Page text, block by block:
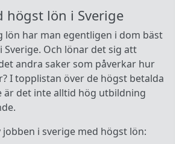
högst lön i Sverige
lön har man egentligen i dom bäst
Sverige. Och lönar det sig att
andra saker som påverkar hur
I topplistan över de högst betalda
är det inte alltid hög utbildning
jobben i sverige med högst lön: